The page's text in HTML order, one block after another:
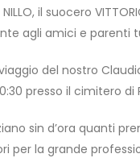
il suocero
agli amici e parenti
del nostro
presso il cimitero di
sin d’ora quanti
per la grande